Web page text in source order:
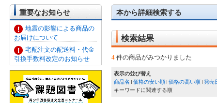
重要なお知らせ
地震の影響による商品の
お届けについて
宅配注文の配送料・代金
引換手数料改定のお知らせ
本から詳細検索する
検索結果
4 件の商品がみつかりました
表示の並び替え
商品名
価格の安い順 価格の高い順 発売
キーワードに関連する順